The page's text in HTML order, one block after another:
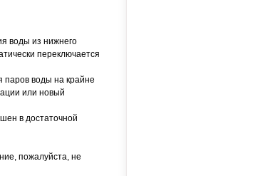
воды из нижнего
переключается
паров воды на крайне
или новый
в достаточной
пожалуйста, не